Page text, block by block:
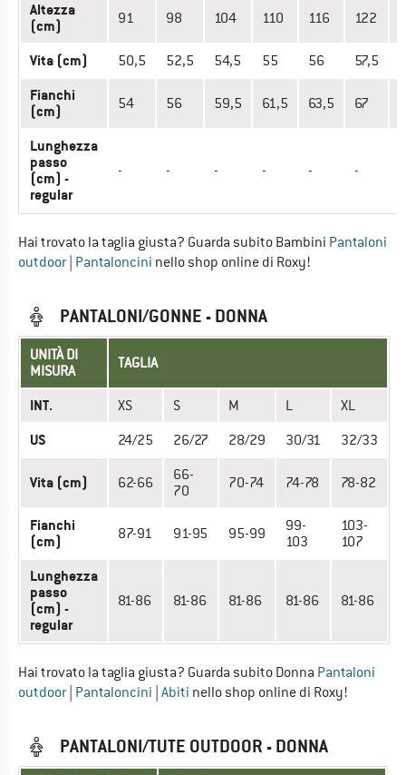
Altezza
(cm)
91 98 104 110 116 122
Vita (cm) 50,5 52,5 54,5 55 56 57,5
Fianchi
(cm)
54 56 59,5 61,5 63,5 67
Lunghezza
passo
(cm) -
regular
- - - - - -
Hai trovato la taglia giusta? Guarda subito Bambini Pantaloni
outdoor Pantaloncini nello shop online di Roxy!
PANTALONI/GONNE - DONNA
UNITÀ DI
MISURA
TAGLIA
INT. XS S M L XL
US 24/25 26/27 28/29 30/31 32/33
Vita (cm) 62-66
66-
70
70-74 74-78 78-82
Fianchi
(cm)
87-91 91-95 95-99
99-
103
103-
107
Lunghezza
passo
(cm) -
regular
81-86 81-86 81-86 81-86 81-86
Hai trovato la taglia giusta? Guarda subito Donna Pantaloni
outdoor Pantaloncini Abiti nello shop online di Roxy!
PANTALONI/TUTE OUTDOOR - DONNA